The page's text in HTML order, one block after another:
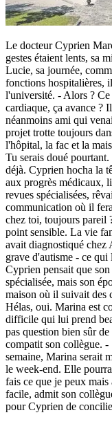
Le docteur Cyprien
gestes étaient lents, sa
Lucie, sa journée,
fonctions hospitalières,
l'université. - Alors ?
cardiaque, ça avance ?
néanmoins ami qui
projet trotte toujours
l'hôpital, la fac et la
Tu serais doué
déjà. Cyprien hocha la
aux progrès médicaux,
revues spécialisées,
communication où il
chez toi, toujours pareil
point sensible. La vie
avait diagnostiqué chez
grave d'autisme - ce qui
Cyprien pensait que
spécialisée, mais son
maison où il suivait des
Hélas, oui. Marina est
difficile qui lui prend
pas question bien sûr
compatit son collègue.
semaine, Marina serait
le week-end. Elle
fais ce que je peux
facile, admit son
pour Cyprien de